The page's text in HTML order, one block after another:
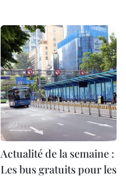
Actualité de la semaine :
Les bus gratuits pour les